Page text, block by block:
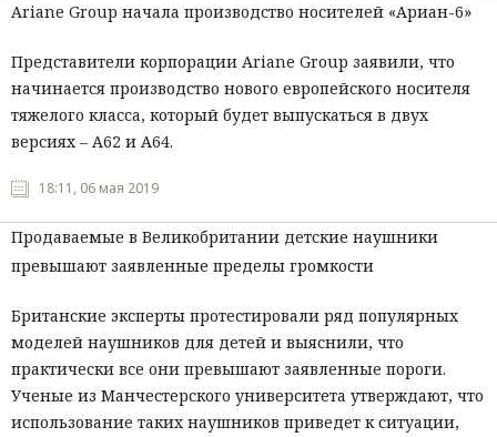
Ariane Group начала производство носителей «Ариан-6»
Представители корпорации Ariane Group заявили, что
начинается производство нового европейского носителя
тяжелого класса, который будет выпускаться в двух
версиях – А62 и А64.
18:11, 06 мая 2019
Продаваемые в Великобритании детские наушники
превышают заявленные пределы громкости
Британские эксперты протестировали ряд популярных
моделей наушников для детей и выяснили, что
практически все они превышают заявленные пороги.
Ученые из Манчестерского университета утверждают, что
использование таких наушников приведет к ситуации,